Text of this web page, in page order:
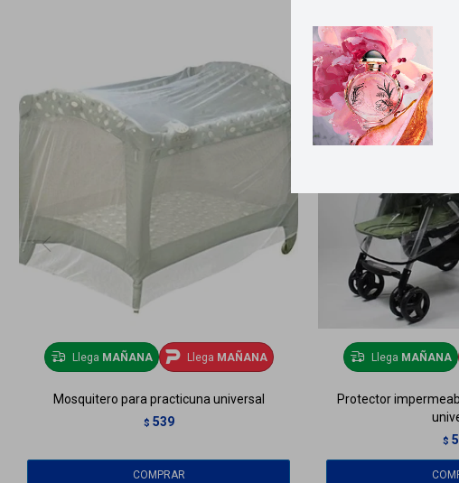
Llega MAÑANA Llega MAÑANA
Mosquitero para practicuna universal
$ 539
Llega MAÑANA
Protector
$